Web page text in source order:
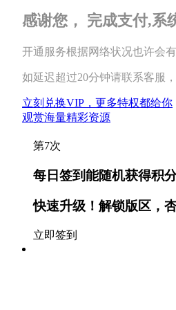
感谢您， 完成支付,系
开通服务根据网络状况也许会
如延迟超过20分钟请联系客服
立刻兑换VIP，更多特权都给你
观赏海量精彩资源
第7次
每日签到能随机获得积
快速升级！解锁版区，
立即签到